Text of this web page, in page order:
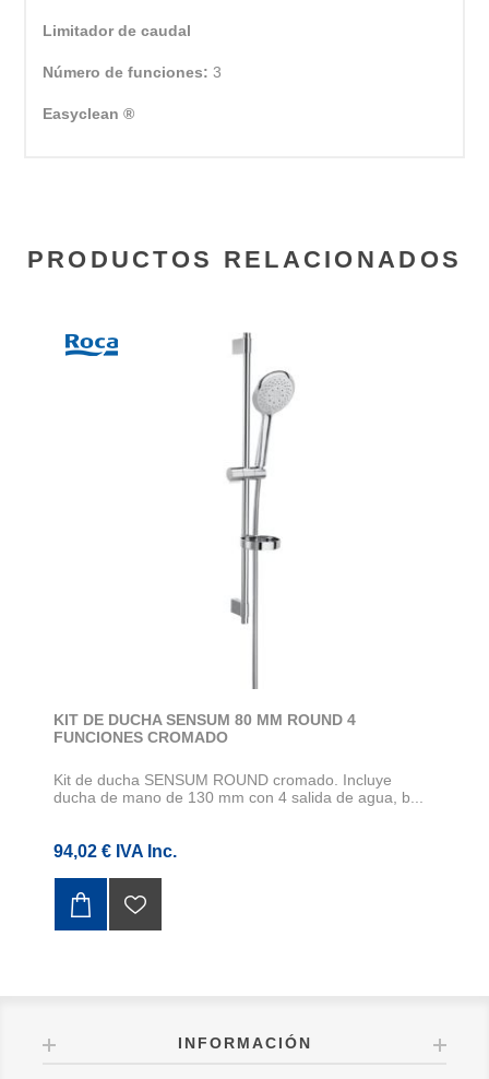
Limitador de caudal
Número de funciones:3
Easyclean ®
PRODUCTOS RELACIONADOS
KIT DE DUCHA SENSUM 80 MM ROUND 4
FUNCIONES CROMADO
Kit de ducha SENSUM ROUND cromado. Incluye
ducha de mano de 130 mm con 4 salida de agua, b...
94,02 € IVA Inc.
INFORMACIÓN